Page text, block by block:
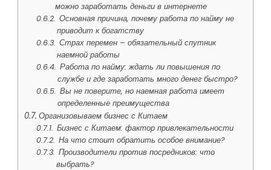
можно заработать деньги в интернете
Основная причина, почему работа по найму не
приводит к богатству
Страх перемен – обязательный спутник
наемной работы
Работа по найму: ждать ли повышения по
службе и где заработать много денег быстро?
Вы не поверите, но наемная работа имеет
определенные преимущества
Организовываем бизнес с Китаем
Бизнес с Китаем: фактор привлекательности
На что стоит обратить особое внимание?
Производители против посредников: что
выбрать?